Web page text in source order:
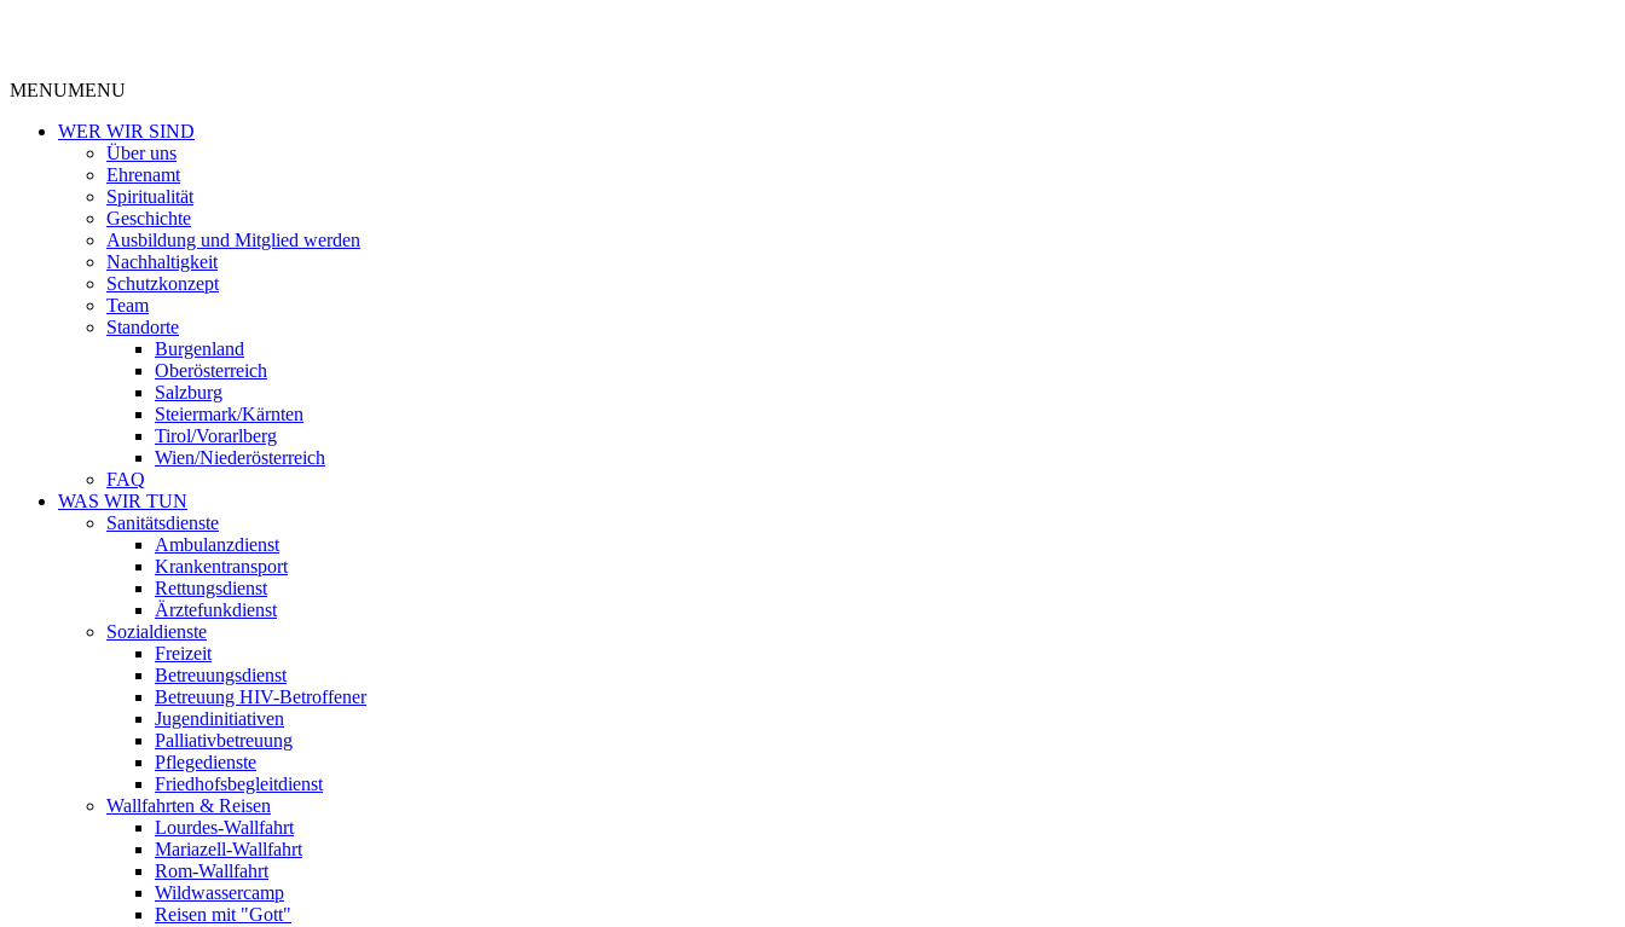
MENUMENU
WER WIR SIND
Über uns
Ehrenamt
Spiritualität
Geschichte
Ausbildung und Mitglied werden
Nachhaltigkeit
Schutzkonzept
Team
Standorte
Burgenland
Oberösterreich
Salzburg
Steiermark/Kärnten
Tirol/Vorarlberg
Wien/Niederösterreich
FAQ
WAS WIR TUN
Sanitätsdienste
Ambulanzdienst
Krankentransport
Rettungsdienst
Ärztefunkdienst
Sozialdienste
Freizeit
Betreuungsdienst
Betreuung HIV-Betroffener
Jugendinitiativen
Palliativbetreuung
Pflegedienste
Friedhofsbegleitdienst
Wallfahrten & Reisen
Lourdes-Wallfahrt
Mariazell-Wallfahrt
Rom-Wallfahrt
Wildwassercamp
Reisen mit "Gott"